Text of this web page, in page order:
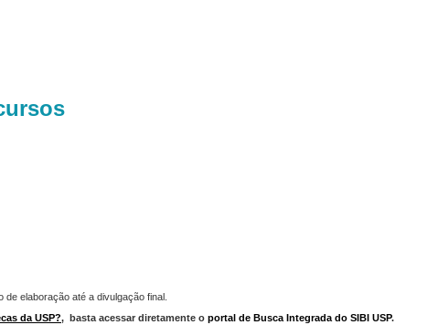
elaboração até a divulgação final.
da USP?, basta acessar diretamente o portal de Busca Integrada do SIBI USP.